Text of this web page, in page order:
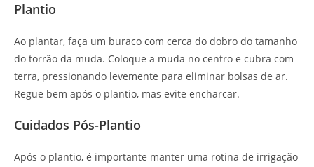
Plantio
Ao plantar, faça um buraco com cerca do dobro do tamanho
do torrão da muda. Coloque a muda no centro e cubra com
terra, pressionando levemente para eliminar bolsas de ar.
Regue bem após o plantio, mas evite encharcar.
Cuidados Pós-Plantio
Após o plantio, é importante manter uma rotina de irrigação